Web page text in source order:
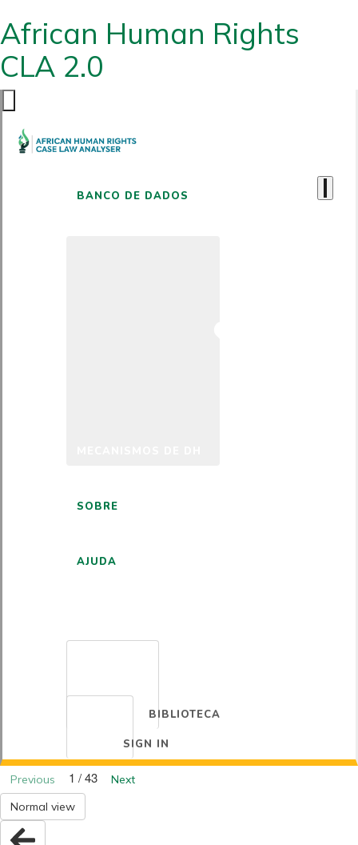
African Human Rights
CLA 2.0
BANCO DE DADOS
SOBRE
AJUDA
BIBLIOTECA
SIGN IN
Previous 1 / 43
Next
Normal view